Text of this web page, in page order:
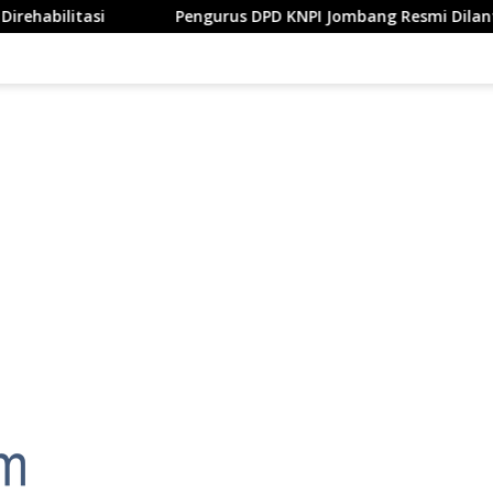
Pengurus DPD KNPI Jombang Resmi Dilantik, Bupati